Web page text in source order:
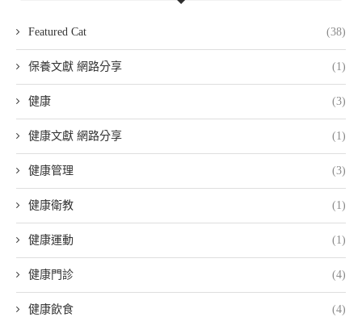
Featured Cat (38)
保養文獻 網路分享 (1)
健康 (3)
健康文獻 網路分享 (1)
健康管理 (3)
健康衛教 (1)
健康運動 (1)
健康門診 (4)
健康飲食 (4)